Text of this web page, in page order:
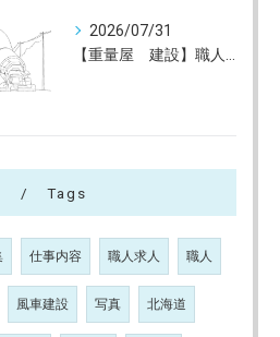
2026/07/31
Tags
仕事内容 職人求人 職人
風車建設 写真 北海道